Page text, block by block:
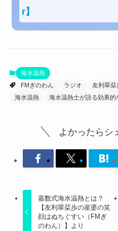
r】
海水温熱
FMぎのわん
ラジオ
友利翠栞
海水温熱
海水温熱士が語る効果的
よかったらシ
嘉数式海水温熱とは？
【友利翠栞歩の産婆の笑
顔はぬちぐすい（FMぎ
のわん）】より